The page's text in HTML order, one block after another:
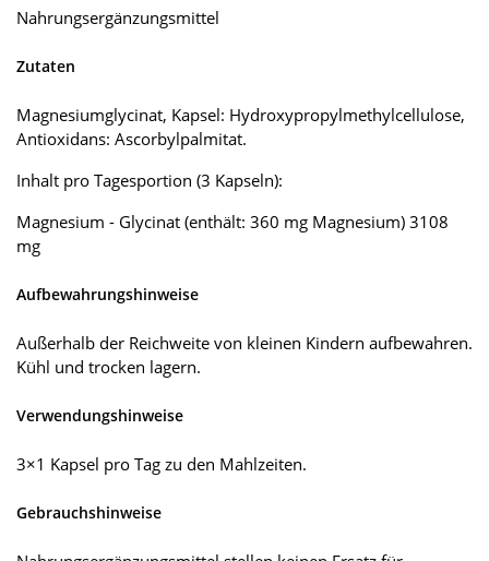
Nahrungsergänzungsmittel
Zutaten
Magnesiumglycinat, Kapsel: Hydroxypropylmethylcellulose,
Antioxidans: Ascorbylpalmitat.
Inhalt pro Tagesportion (3 Kapseln):
Magnesium - Glycinat (enthält: 360 mg Magnesium) 3108
mg
Aufbewahrungshinweise
Außerhalb der Reichweite von kleinen Kindern aufbewahren.
Kühl und trocken lagern.
Verwendungshinweise
3×1 Kapsel pro Tag zu den Mahlzeiten.
Gebrauchshinweise